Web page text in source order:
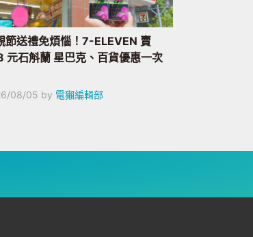
節送禮免煩惱！7-ELEVEN 賣
元石斛蘭 星巴克、百貨優惠一次
08/05 by 電獺編輯部